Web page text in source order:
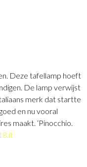
Deze tafellamp hoeft
De lamp verwijst
merk dat startte
en nu vooral
maakt. ‘Pinocchio.